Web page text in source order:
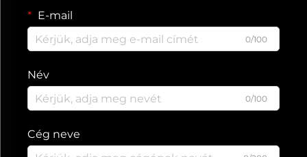
E-mail
0/100
Név
0/100
Cég neve